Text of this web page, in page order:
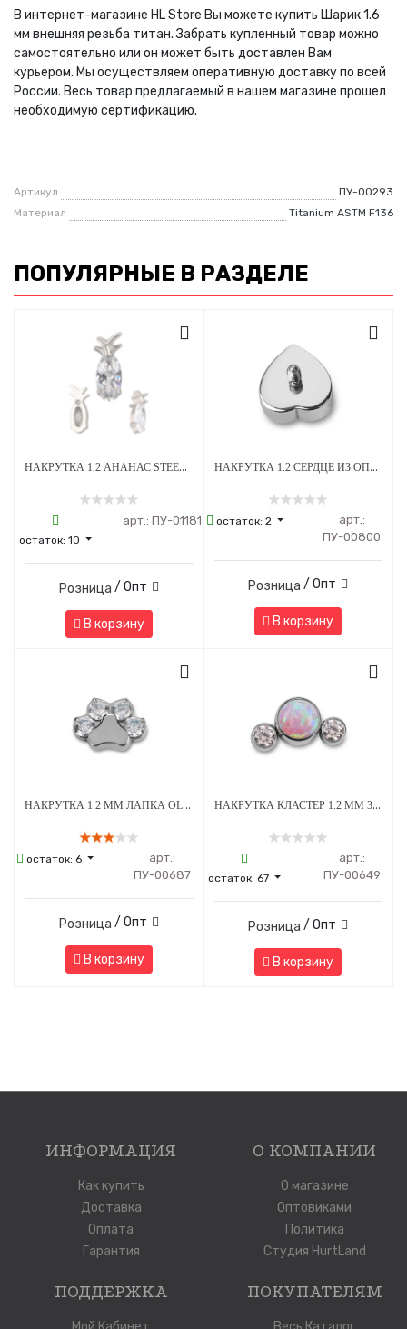
В интернет-магазине HL Store Вы можете купить Шарик 1.6
мм внешняя резьба титан. Забрать купленный товар можно
самостоятельно или он может быть доставлен Вам
курьером. Мы осуществляем оперативную доставку по всей
России. Весь товар предлагаемый в нашем магазине прошел
необходимую сертификацию.
Артикул
ПУ-00293
Материал
Titanium ASTM F136
ПОПУЛЯРНЫЕ В РАЗДЕЛЕ
НАКРУТКА 1.2 АНАНАС STEEL CRYSTAL ТИТАН
остаток: 10
арт.: ПУ-01181
Розница / Опт
В корзину
НАКРУТКА 1.2 СЕРДЦЕ ИЗ ОПАЛА OP-08 ТИТАН
остаток: 2
арт.:
ПУ-00800
Розница / Опт
В корзину
НАКРУТКА 1.2 ММ ЛАПКА OLIVE CRYSTAL ТИТАН
остаток:6
арт.:
ПУ-00687
Розница / Опт
В корзину
НАКРУТКА КЛАСТЕР 1.2 ММ 3К SWAROVSKI CLEAR ОПАЛ OP-08 ТИТАН
остаток:67
арт.:
ПУ-00649
Розница / Опт
В корзину
ИНФОРМАЦИЯ
Как купить
Доставка
Оплата
Гарантия
О КОМПАНИИ
О магазине
Оптовиками
Политика
Студия HurtLand
ПОДДЕРЖКА ПОКУПАТЕЛЯМ